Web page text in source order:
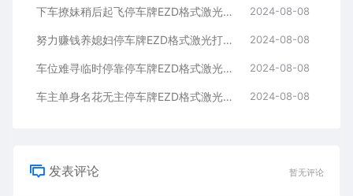
下车撩妹稍后起飞停车牌EZD格式激光打标文件通用矢量图 2024-08-08
努力赚钱养媳妇停车牌EZD格式激光打标文件通用矢量图 2024-08-08
车位难寻临时停靠停车牌EZD格式激光打标文件通用矢量图 2024-08-08
车主单身名花无主停车牌EZD格式激光打标文件通用矢量图 2024-08-08
发表评论 暂无评论